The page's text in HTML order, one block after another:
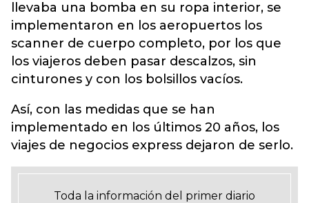
llevaba una bomba en su ropa interior, se
implementaron en los aeropuertos los
scanner de cuerpo completo, por los que
los viajeros deben pasar descalzos, sin
cinturones y con los bolsillos vacíos.
Así, con las medidas que se han
implementado en los últimos 20 años, los
viajes de negocios express dejaron de serlo.
Toda la información del primer diario